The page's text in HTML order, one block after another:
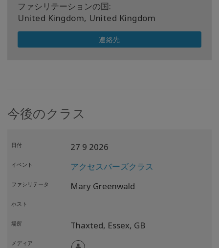
ファシリテーションの国:
United Kingdom, United Kingdom
連絡先
今後のクラス
日付 27 9 2026
イベント アクセスバーズクラス
ファシリテータ Mary Greenwald
ホスト
場所 Thaxted, Essex, GB
メディア